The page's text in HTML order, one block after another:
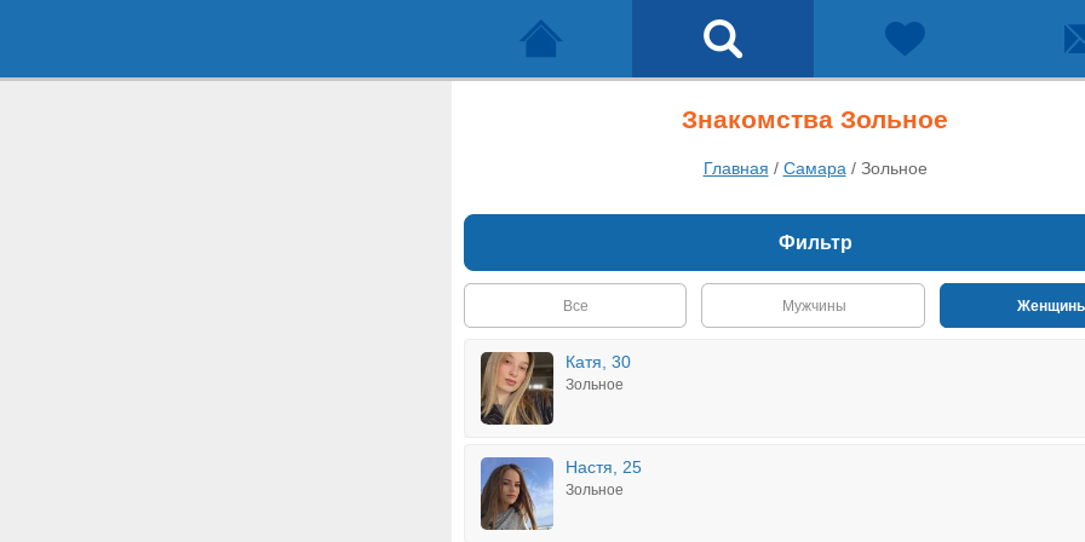
Знакомства Зольное
Главная / Самара / Зольное
Фильтр
Все Мужчины
Катя, 30
Зольное
Настя, 25
Зольное